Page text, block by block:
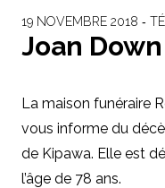
19 NOVEMBRE 2018 ‐
Joan Down
La maison funéraire
vous informe du
de Kipawa. Elle est
l’âge de 78 ans.